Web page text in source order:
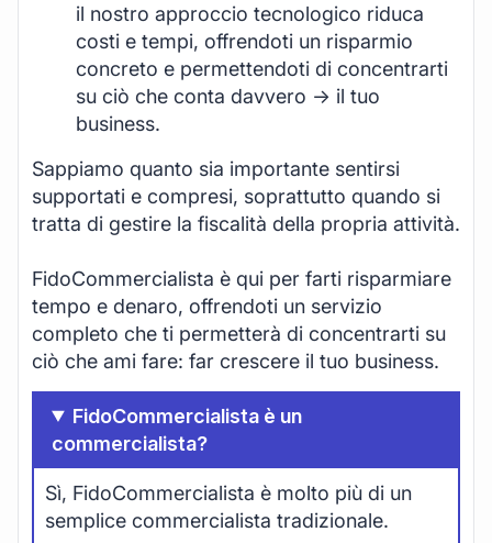
il nostro approccio tecnologico riduca
costi e tempi, offrendoti un risparmio
concreto e permettendoti di concentrarti
su ciò che conta davvero -> il tuo
business.
Sappiamo quanto sia importante sentirsi
supportati e compresi, soprattutto quando si
tratta di gestire la fiscalità della propria attività.
FidoCommercialista è qui per farti risparmiare
tempo e denaro, offrendoti un servizio
completo che ti permetterà di concentrarti su
ciò che ami fare: far crescere il tuo business.
FidoCommercialista è un
commercialista?
Sì, FidoCommercialista è molto più di un
semplice commercialista tradizionale.